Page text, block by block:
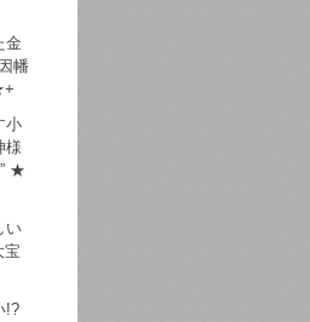
金
幡
小
様
★
い
宝
!?